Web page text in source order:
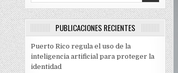
PUBLICACIONES RECIENTES
Puerto Rico regula el uso de la
inteligencia artificial para proteger la
identidad